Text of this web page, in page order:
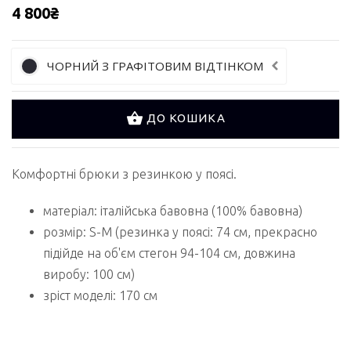
4 800₴
ЧОРНИЙ З ГРАФІТОВИМ ВІДТІНКОМ
ДО КОШИКА
Комфортні брюки з резинкою у поясі.
матеріал: італійська бавовна (100% бавовна)
розмір: S-M (резинка у поясі: 74 см, прекрасно
підійде на об'єм стегон 94-104 см, довжина
виробу: 100 см)
зріст моделі: 170 см